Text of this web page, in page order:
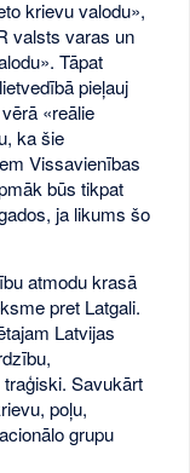
krievu valodu»,
valsts varas un
Tāpat
pieļauj
«reālie
ka šie
Vissavienības
būs tikpat
ja likums šo
atmodu krasā
pret Latgali.
Latvijas
Savukārt
poļu,
grupu